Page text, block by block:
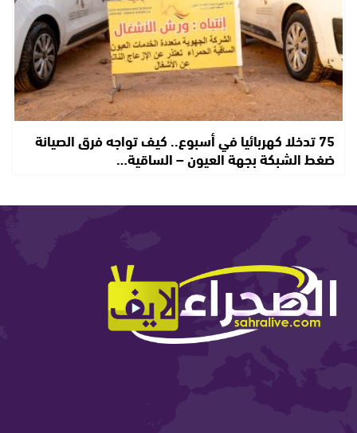
75 تدخلا كهربائيا في أسبوع.. كيف تواجه فرق الصيانة
ضغط الشبكة بجهة العيون – الساقية…